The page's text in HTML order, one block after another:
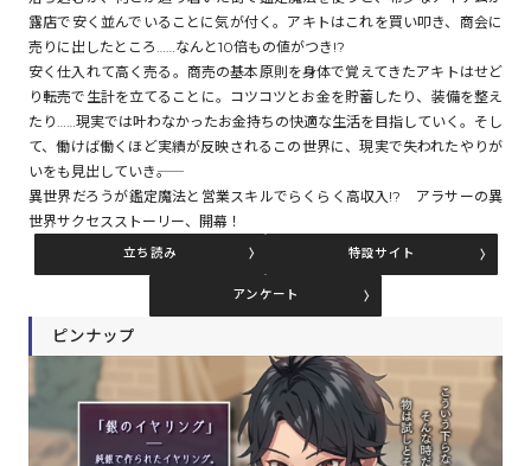
コミックパルフェ
露店で安く並んでいることに気が付く。アキトはこれを買い叩き、商会に
売りに出したところ……なんと10倍もの値がつき!?
安く仕入れて高く売る。商売の基本原則を身体で覚えてきたアキトはせど
り――転売で生計を立てることに。コツコツとお金を貯蓄したり、装備を整え
たり……現実では叶わなかったお金持ちの快適な生活を目指していく。そし
て、働けば働くほど実績が反映されるこの世界に、現実で失われたやりが
いをも見出していき――。
異世界だろうが鑑定魔法と営業スキルでらくらく高収入!? アラサーの異
世界サクセスストーリー、開幕！
立ち読み 特設サイト
アンケート
ピンナップ